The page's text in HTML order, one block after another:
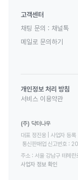
고객센터
채팅 문의 : 채널톡
메일로 문의하기
개인정보 처리 방침
서비스 이용약관
(주) 닥터나우
대표 정진웅 | 사업자
통신판매업 신고번호
주소 : 서울 강남구 테헤
사업자 정보 확인